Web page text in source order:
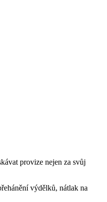
provize nejen za ⁣svůj
výdělků,‌ nátlak na